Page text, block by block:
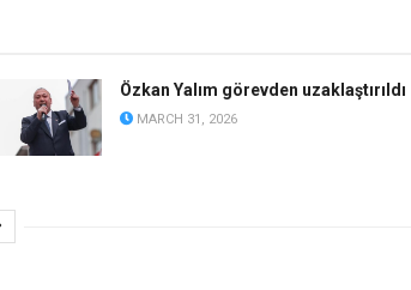
Özkan Yalım görevden uzaklaştırıldı
MARCH 31, 2026